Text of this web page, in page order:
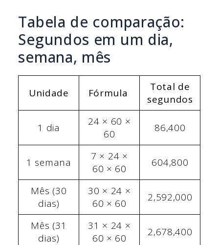
Tabela de comparação:
Segundos em um dia,
semana, mês
Unidade Fórmula
Total de
segundos
1 dia
24 × 60 ×
60
86,400
1 semana
7 × 24 ×
60 × 60
604,800
Mês (30
dias)
30 × 24 ×
60 × 60
2,592,000
Mês (31
dias)
31 × 24 ×
60 × 60
2,678,400